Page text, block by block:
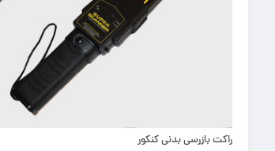
راکت بازرسی بدنی کنکور